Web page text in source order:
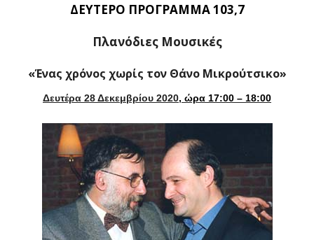
ΔΕΥΤΕΡΟ ΠΡΟΓΡΑΜΜΑ 103,7
Πλανόδιες Μουσικές
«Ένας χρόνος χωρίς τον Θάνο Μικρούτσικο»
Δευτέρα 28 Δεκεμβρίου 2020, ώρα 17:00 – 18:00